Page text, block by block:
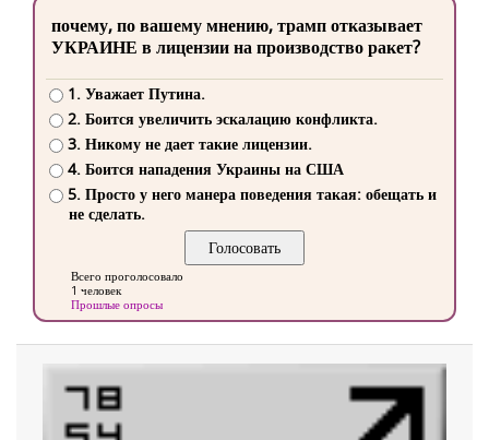
почему, по вашему мнению, трамп отказывает
УКРАИНЕ в лицензии на производство ракет?
1. Уважает Путина.
2. Боится увеличить эскалацию конфликта.
3. Никому не дает такие лицензии.
4. Боится нападения Украины на США
5. Просто у него манера поведения такая: обещать и
не сделать.
Всего проголосовало
1 человек
Прошлые опросы